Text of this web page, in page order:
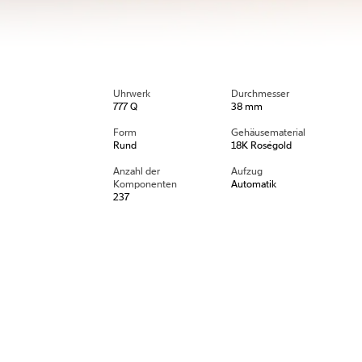
Uhrwerk
777 Q
Durchmesser
38 mm
Form
Rund
Gehäusematerial
18K Roségold
Anzahl der
Komponenten
237
Aufzug
Automatik